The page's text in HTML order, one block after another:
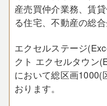
産売買仲介業務、賃
る住宅、不動産の総合
エクセルステージ
クト エクセルタウン
において総区画1000(
おります。